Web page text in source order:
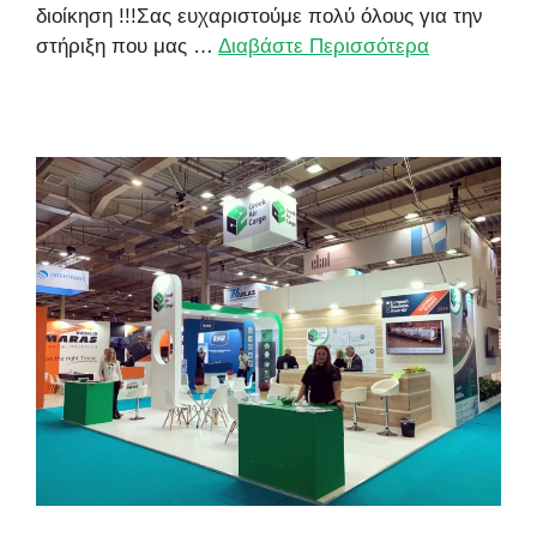
διοίκηση !!!Σας ευχαριστούμε πολύ όλους για την
στήριξη που μας … Διαβάστε Περισσότερα